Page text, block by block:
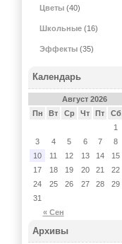
Цветы (40)
Школьные (16)
Эффекты (35)
Календарь
Август 2026
Пн
Вт Ср Чт Пт Сб
« Сен
1
3
4 5 6 7 8
10
11 12 13 14 15
17
18 19 20 21 22
24
25 26 27 28 29
31
Архивы